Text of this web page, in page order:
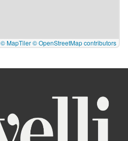
© MapTiler© OpenStreetMap contributors